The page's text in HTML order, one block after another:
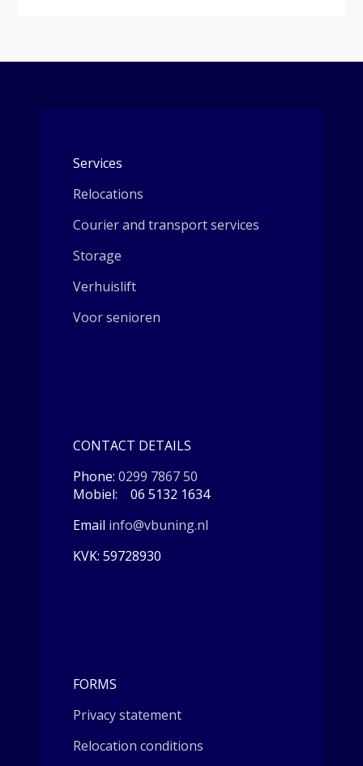
Services
Relocations
Courier and transport services
Storage
Verhuislift
Voor senioren
CONTACT DETAILS
Phone: 0299 7867 50
Mobiel: 06 5132 1634
Email info@vbuning.nl
KVK: 59728930
FORMS
Privacy statement
Relocation conditions